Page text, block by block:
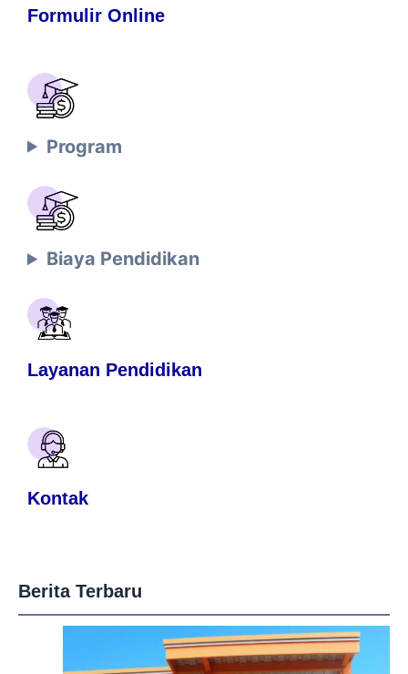
Formulir Online
Program
Biaya Pendidikan
Layanan Pendidikan
Kontak
Berita Terbaru